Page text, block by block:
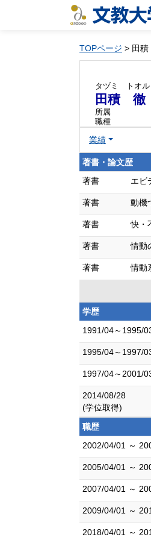
TOPページ > 田
タヅミ トオル
田積 徹
所属
職種
業績
著書・論文歴
著書
エビ
著書 動機
著書 快・
著書 情動
著書 情動
学歴
1991/04～1995/
1995/04～1997/
1997/04～2001/
2014/08/28
(学位取得)
職歴
2002/04/01 ～
2005/04/01 ～
2007/04/01 ～
2009/04/01 ～
2018/04/01 ～